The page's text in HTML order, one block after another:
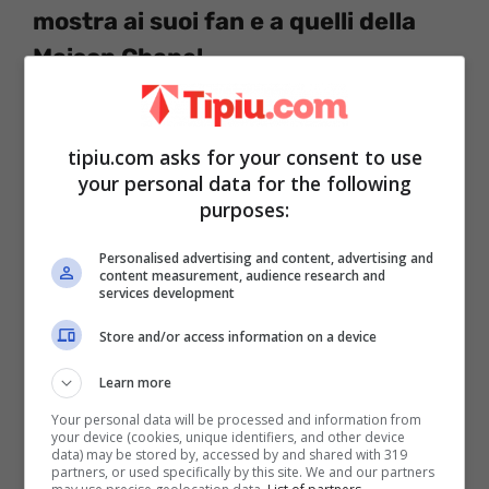
mostra ai suoi fan e a quelli della
Maison Chanel
Le loro fotografie che le ritraggono con
loro nuovo taglio , particolarmente
numerose, hanno fatto, in men che non si
dica, il giro del Web. E sono state
positivamente criticate dagli addetti ai
lavori che hanno pertanto ritenuto
vincente questo cambio di rottaper
quanto riguarda le loro chiome.
Charlottepoi, vera icona di Moda, si è
mostrata così alla quarta puntata dei
tipiu.com asks for your consent to use
your personal data for the following
purposes:
Personalised advertising and content, advertising and
content measurement, audience research and
services development
Store and/or access information on a device
Learn more
Your personal data will be processed and information from
your device (cookies, unique identifiers, and other device
data) may be stored by, accessed by and shared with 319
partners, or used specifically by this site. We and our partners